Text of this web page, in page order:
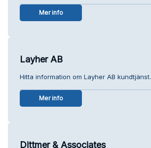
Mer info
Layher AB
Hitta information om Layher AB kundtjänst.
Mer info
Dittmer & Associates